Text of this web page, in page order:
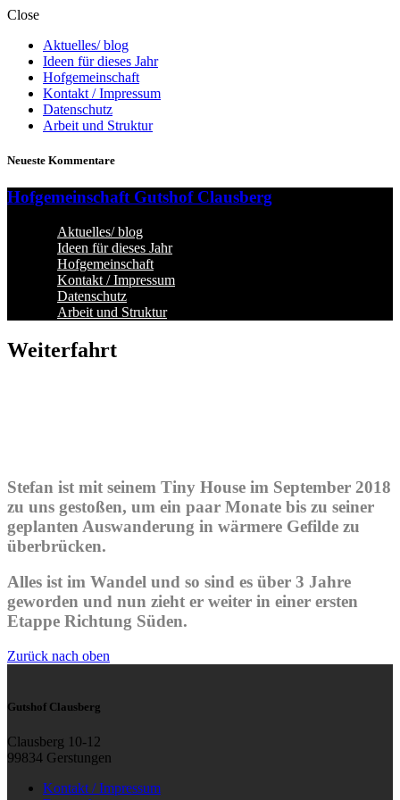
Close
Aktuelles/ blog
Ideen für dieses Jahr
Hofgemeinschaft
Kontakt / Impressum
Datenschutz
Arbeit und Struktur
Neueste Kommentare
Hofgemeinschaft Gutshof Clausberg
Aktuelles/ blog
Ideen für dieses Jahr
Hofgemeinschaft
Kontakt / Impressum
Datenschutz
Arbeit und Struktur
Weiterfahrt
Stefan ist mit seinem Tiny House im September 2018
zu uns gestoßen, um ein paar Monate bis zu seiner
geplanten Auswanderung in wärmere Gefilde zu
überbrücken.
Alles ist im Wandel und so sind es über 3 Jahre
geworden und nun zieht er weiter in einer ersten
Etappe Richtung Süden.
Zurück nach oben
Gutshof Clausberg
Clausberg 10-12
99834 Gerstungen
Kontakt / Impressum